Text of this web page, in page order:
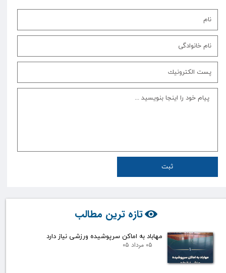
تازه ترین مطالب
مهاباد به اماکن سرپوشیده ورزشی نیاز دارد
۰۵ مرداد ۰۵
ثبت